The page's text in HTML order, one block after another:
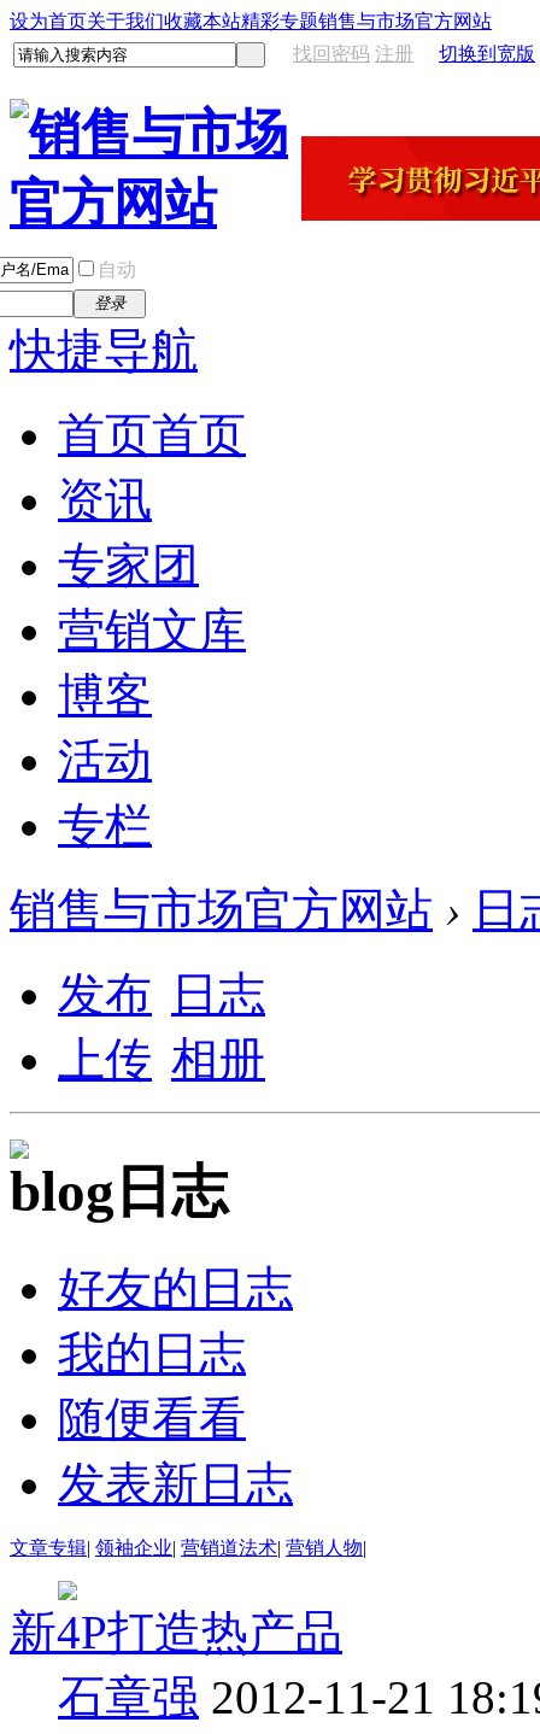
设为首页关于我们收藏本站精彩专题销售与市场官方网站
找回密码 注册 切换到宽版
自动
登录
快捷导航
首页首页
资讯
专家团
营销文库
博客
活动
专栏
销售与市场官方网站 › 日
发布
日志
上传 相册
日志
好友的日志
我的日志
随便看看
发表新日志
文章专辑| 领袖企业| 营销道法术| 营销人物|
新4P打造热产品
石章强 2012-11-21